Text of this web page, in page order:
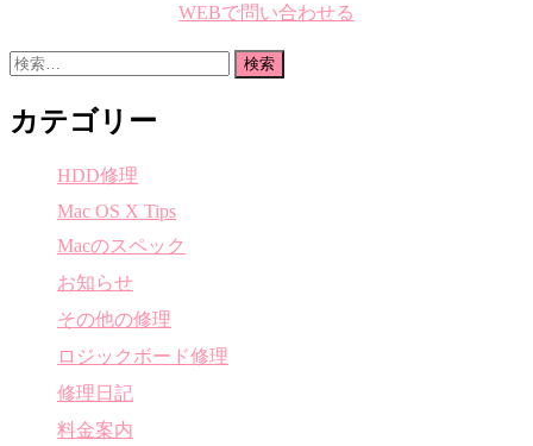
WEBで問い合わせる
検
カテゴリー
HDD修理
Mac OS X Tips
Macのスペック
お知らせ
その他の修理
ロジックボード修理
修理日記
料金案内